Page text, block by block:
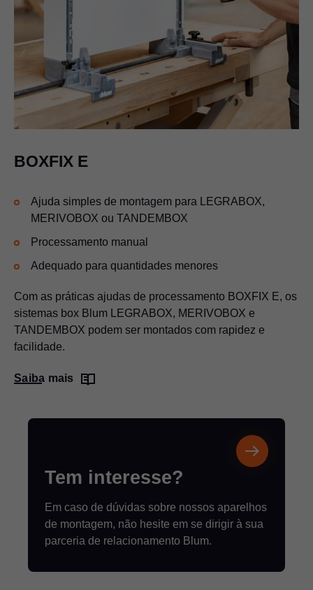
BOXFIX E
Ajuda simples de montagem para LEGRABOX,
MERIVOBOX ou TANDEMBOX
Processamento manual
Adequado para quantidades menores
Com as práticas ajudas de processamento BOXFIX E, os
sistemas box Blum LEGRABOX, MERIVOBOX e
TANDEMBOX podem ser montados com rapidez e
facilidade.
Saiba mais
Tem interesse?
Em caso de dúvidas sobre nossos aparelhos
de montagem, não hesite em se dirigir à sua
parceria de relacionamento Blum.